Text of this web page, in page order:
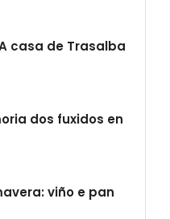
casa de Trasalba
dos fuxidos en
viño e pan